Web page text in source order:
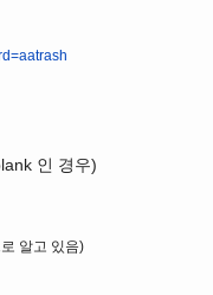
인 경우)
알고 있음)